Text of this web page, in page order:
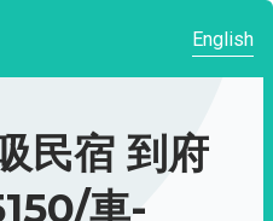
English
民宿 到府
車-